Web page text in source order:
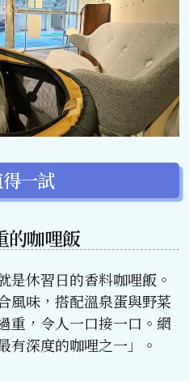
一試
的咖哩飯
是休習日的香料咖哩飯。
風味，搭配溫泉蛋與野菜
重，令人一口接一口。網
有深度的咖哩之一」。